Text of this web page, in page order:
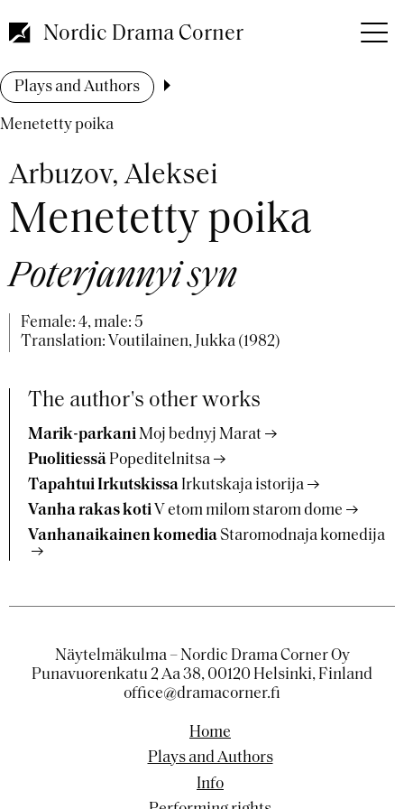
to
main
Nordic Drama Corner
Breadcrumb
Plays and Authors
Menetetty poika
Arbuzov, Aleksei
Menetetty poika
Poterjannyi syn
Female: 4, male: 5
Translation: Voutilainen, Jukka (1982)
The author's other works
Marik-parkaniMoj bednyj Marat
Puolitiessä Popeditelnitsa
Tapahtui Irkutskissa Irkutskaja istorija
Vanha rakas koti V etom milom starom dome
Vanhanaikainen komediaStaromodnaja komedija
Näytelmäkulma – Nordic Drama Corner Oy
Punavuorenkatu 2 Aa 38, 00120 Helsinki, Finland
office@dramacorner.fi
Home
Plays and Authors
Info